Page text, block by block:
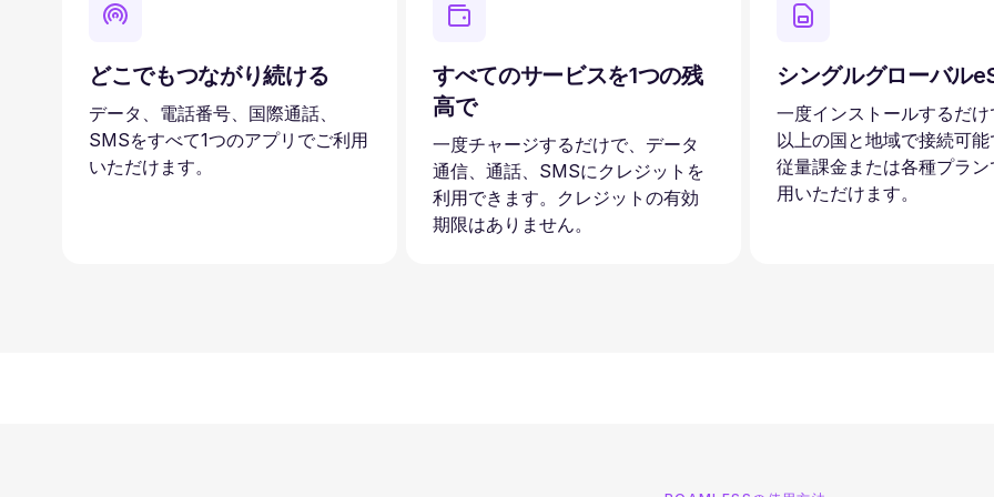
どこでもつながり続ける
データ、電話番号、国際通話、
SMSをすべて1つのアプリでご利用
いただけます。
すべてのサービスを1つの残
高で
一度チャージするだけで、データ
通信、通話、SMSにクレジットを
利用できます。クレジットの有効
期限はありません。
シングルグローバル
一度インストールするだ
以上の国と地域で接続可
従量課金または各種プラ
用いただけます。